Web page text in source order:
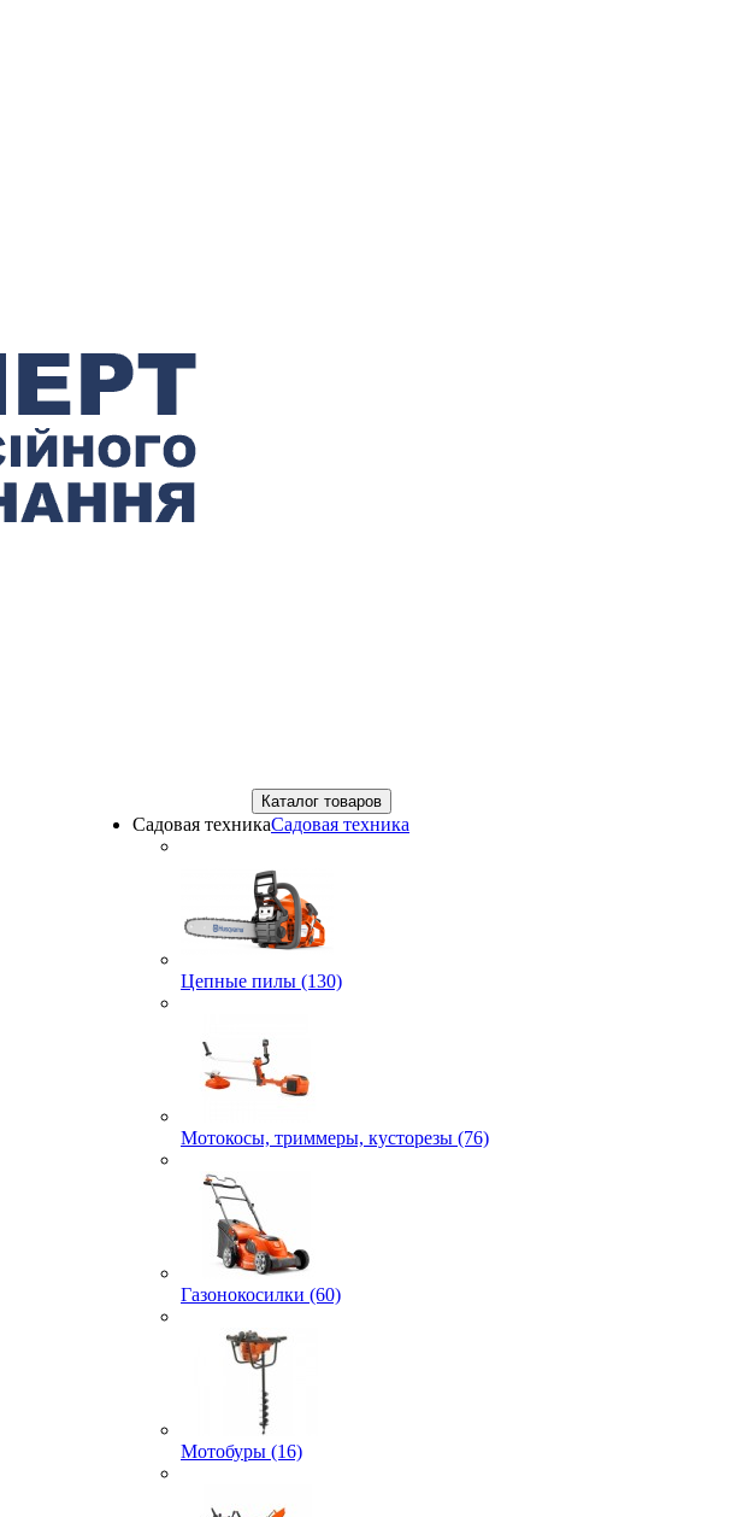
Каталог товаров
Садовая техникаСадовая техника
Цепные пилы (130)
Мотокосы, триммеры, кусторезы (76)
Газонокосилки (60)
Мотобуры (16)